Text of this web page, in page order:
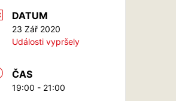
DATUM
23 Zář 2020
Události vypršely
ČAS
19:00 - 21:00